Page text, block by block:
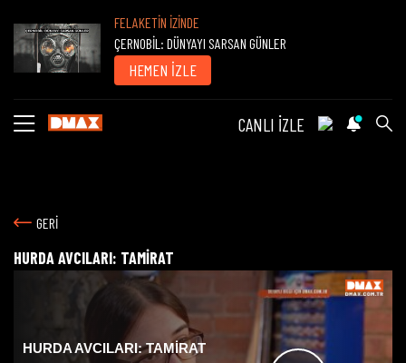
FELAKETİN İZİNDE
ÇERNOBİL: DÜNYAYI SARSAN GÜNLER
HEMEN İZLE
CANLI İZLE
GERİ
HURDA AVCILARI: TAMİRAT
HURDA AVCILARI: TAMİRAT